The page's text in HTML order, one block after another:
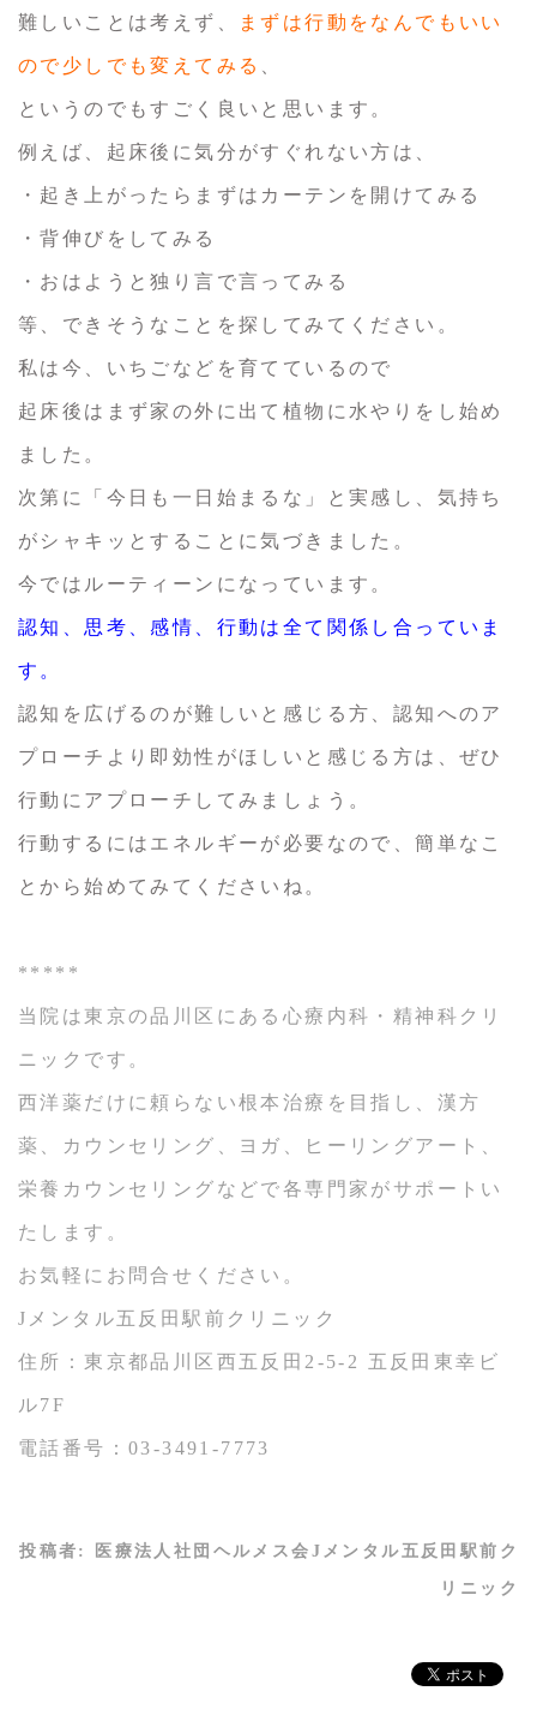
難しいことは考えず、 まずは行動をなんでもいい
ので少しでも変えてみる
というのでもすごく良いと思います。
例えば、起床後に気分がすぐれない方は、
・起き上がったらまずはカーテンを開けてみる
・背伸びをしてみる
・おはようと独り言で言ってみる
等、できそうなことを探してみてください。
私は今、いちごなどを育てているので
起床後はまず家の外に出て植物に水やりをし始め
ました。
次第に「今日も一日始まるな」と実感し、気持ち
がシャキッとすることに気づきました。
今ではルーティーンになっています。
認知、思考、感情、行動は全て関係し合っていま
す。
認知を広げるのが難しいと感じる方、認知へのア
プローチより即効性がほしいと感じる方は、ぜひ
行動にアプローチしてみましょう。
行動するにはエネルギーが必要なので、簡単なこ
とから始めてみてくださいね。
*****
当院は東京の品川区にある心療内科・精神科クリ
ニックです。
西洋薬だけに頼らない根本治療を目指し、漢方
薬、カウンセリング、ヨガ、ヒーリングアート、
栄養カウンセリングなどで各専門家がサポートい
たします。
お気軽にお問合せください。
Jメンタル五反田駅前クリニック
住所：東京都品川区西五反田2-5-2 五反田東幸ビ
ル7F
電話番号：03-3491-7773
投稿者: 医療法人社団ヘルメス会Jメンタル五反田駅前ク
リニック